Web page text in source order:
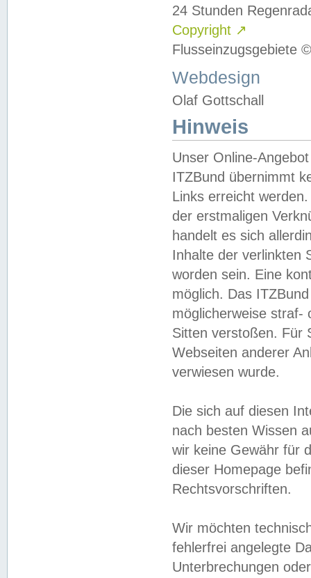
24 Stunden
Copyright ↗
Flusseinzugsgebiete
Webdesign
Olaf Gottschall
Hinweis
Unser Online-
ITZBund übernimmt
Links erreicht
der erstmaligen
handelt es sich
Inhalte der verlinkten
worden sein. Eine
möglich. Das
möglicherweise straf-
Sitten verstoßen. Für
Webseiten anderer
verwiesen wurde.
Die sich auf diesen
nach besten Wissen
wir keine Gewähr für
dieser Homepage
Rechtsvorschriften.
Wir möchten
fehlerfrei angelegte
Unterbrechungen